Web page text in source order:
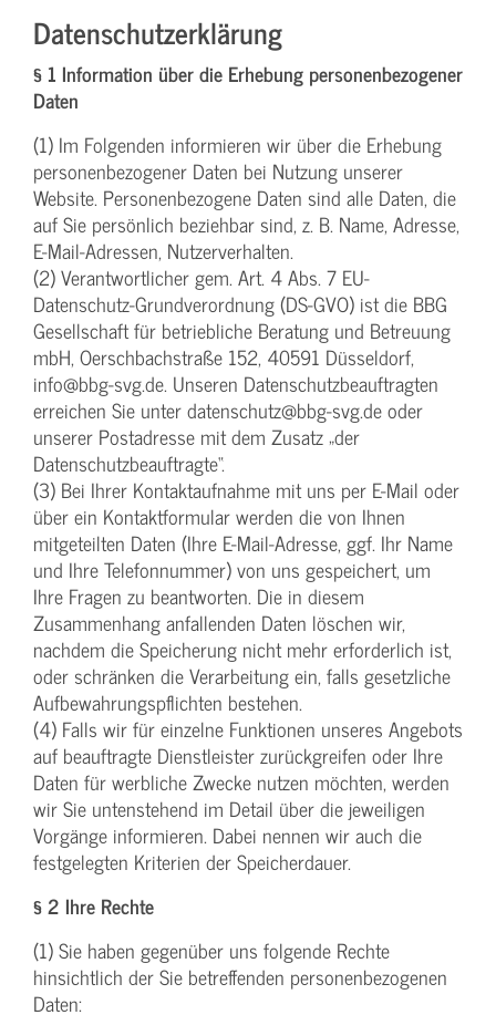
Datenschutzerklärung
§ 1 Information über die Erhebung personenbezogener
Daten
(1) Im Folgenden informieren wir über die Erhebung
personenbezogener Daten bei Nutzung unserer
Website. Personenbezogene Daten sind alle Daten, die
auf Sie persönlich beziehbar sind, z. B. Name, Adresse,
E-Mail-Adressen, Nutzerverhalten.
(2) Verantwortlicher gem. Art. 4 Abs. 7 EU-
Datenschutz-Grundverordnung (DS-GVO) ist die BBG
Gesellschaft für betriebliche Beratung und Betreuung
mbH, Oerschbachstraße 152, 40591 Düsseldorf,
info@bbg-svg.de. Unseren Datenschutzbeauftragten
erreichen Sie unter datenschutz@bbg-svg.de oder
unserer Postadresse mit dem Zusatz „der
Datenschutzbeauftragte“.
(3) Bei Ihrer Kontaktaufnahme mit uns per E-Mail oder
über ein Kontaktformular werden die von Ihnen
mitgeteilten Daten (Ihre E-Mail-Adresse, ggf. Ihr Name
und Ihre Telefonnummer) von uns gespeichert, um
Ihre Fragen zu beantworten. Die in diesem
Zusammenhang anfallenden Daten löschen wir,
nachdem die Speicherung nicht mehr erforderlich ist,
oder schränken die Verarbeitung ein, falls gesetzliche
Aufbewahrungspflichten bestehen.
(4) Falls wir für einzelne Funktionen unseres Angebots
auf beauftragte Dienstleister zurückgreifen oder Ihre
Daten für werbliche Zwecke nutzen möchten, werden
wir Sie untenstehend im Detail über die jeweiligen
Vorgänge informieren. Dabei nennen wir auch die
festgelegten Kriterien der Speicherdauer.
§ 2 Ihre Rechte
(1) Sie haben gegenüber uns folgende Rechte
hinsichtlich der Sie betreffenden personenbezogenen
Daten: